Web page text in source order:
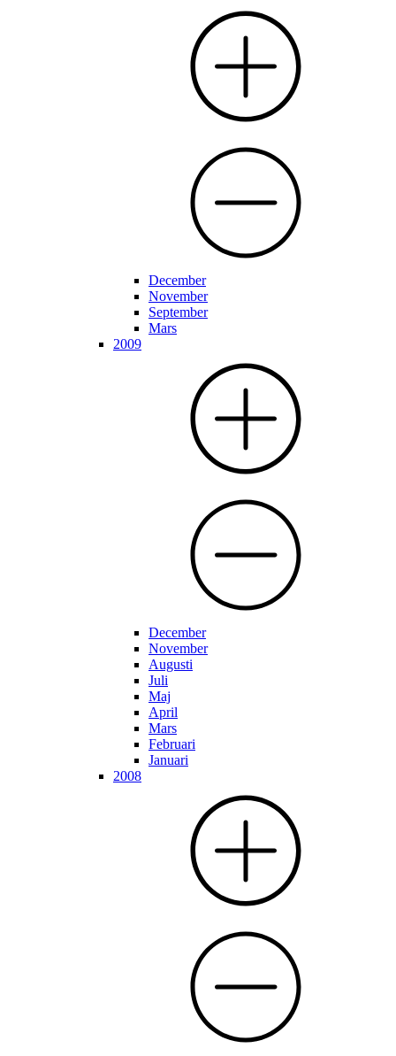
December
November
September
Mars
2009
December
November
Augusti
Juli
Maj
April
Mars
Februari
Januari
2008